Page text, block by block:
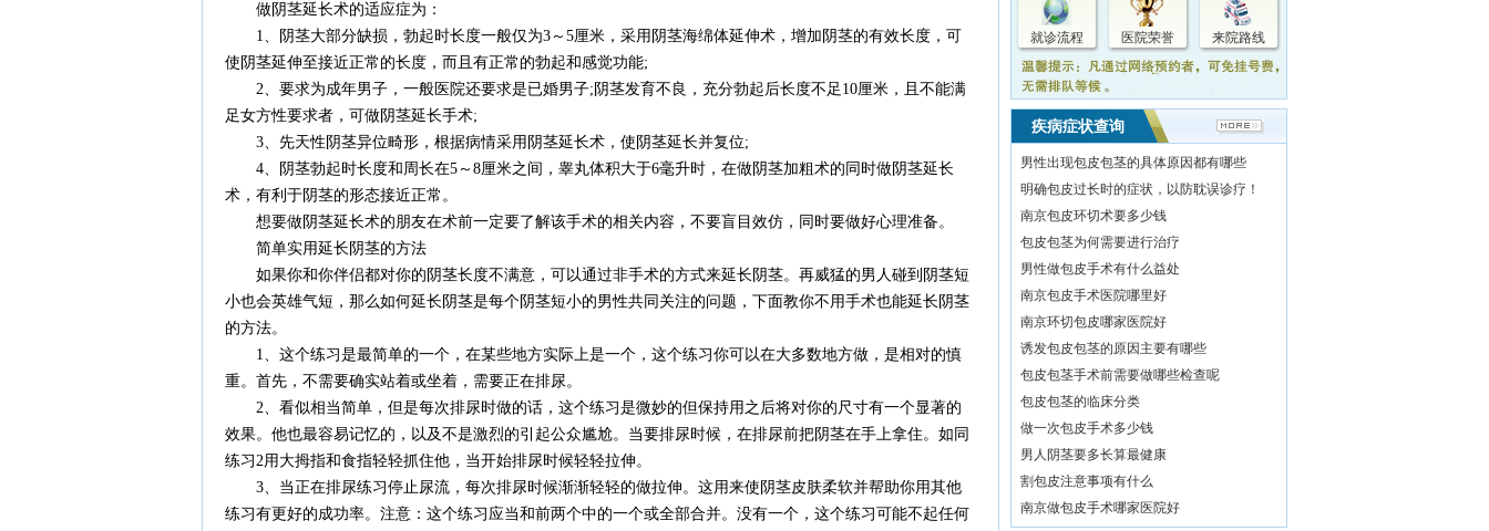
做阴茎延长术的适应症为：
1、阴茎大部分缺损，勃起时长度一般仅为3～5厘米，采用阴茎海绵体延伸术，增加阴茎的有效长度，可
使阴茎延伸至接近正常的长度，而且有正常的勃起和感觉功能;
2、要求为成年男子，一般医院还要求是已婚男子;阴茎发育不良，充分勃起后长度不足10厘米，且不能满
足女方性要求者，可做阴茎延长手术;
3、先天性阴茎异位畸形，根据病情采用阴茎延长术，使阴茎延长并复位;
4、阴茎勃起时长度和周长在5～8厘米之间，睾丸体积大于6毫升时，在做阴茎加粗术的同时做阴茎延长
术，有利于阴茎的形态接近正常。
想要做阴茎延长术的朋友在术前一定要了解该手术的相关内容，不要盲目效仿，同时要做好心理准备。
简单实用延长阴茎的方法
如果你和你伴侣都对你的阴茎长度不满意，可以通过非手术的方式来延长阴茎。再威猛的男人碰到阴茎短
小也会英雄气短，那么如何延长阴茎是每个阴茎短小的男性共同关注的问题，下面教你不用手术也能延长阴茎
的方法。
1、这个练习是最简单的一个，在某些地方实际上是一个，这个练习你可以在大多数地方做，是相对的慎
重。首先，不需要确实站着或坐着，需要正在排尿。
2、看似相当简单，但是每次排尿时做的话，这个练习是微妙的但保持用之后将对你的尺寸有一个显著的
效果。他也最容易记忆的，以及不是激烈的引起公众尴尬。当要排尿时候，在排尿前把阴茎在手上拿住。如同
练习2用大拇指和食指轻轻抓住他，当开始排尿时候轻轻拉伸。
3、当正在排尿练习停止尿流，每次排尿时候渐渐轻轻的做拉伸。这用来使阴茎皮肤柔软并帮助你用其他
练习有更好的成功率。注意：这个练习应当和前两个中的一个或全部合并。没有一个，这个练习可能不起任何
在临床多年经验中，
善于运用国际前沿诊疗技
术...[详情]
李耀峰
职称：主治医师
和丰富的临床实践经验，
尤其...[详情]
吴亮
职称：主治医师
十余年，擅长男性泌尿系
统各...
就诊流程 医院荣誉 来院路线
疾病症状查询
男性出现包皮包茎的具体原因都有哪些
明确包皮过长时的症状，以防耽误诊疗！
南京包皮环切术要多少钱
包皮包茎为何需要进行治疗
男性做包皮手术有什么益处
南京包皮手术医院哪里好
南京环切包皮哪家医院好
诱发包皮包茎的原因主要有哪些
包皮包茎手术前需要做哪些检查呢
包皮包茎的临床分类
做一次包皮手术多少钱
男人阴茎要多长算最健康
割包皮注意事项有什么
南京做包皮手术哪家医院好